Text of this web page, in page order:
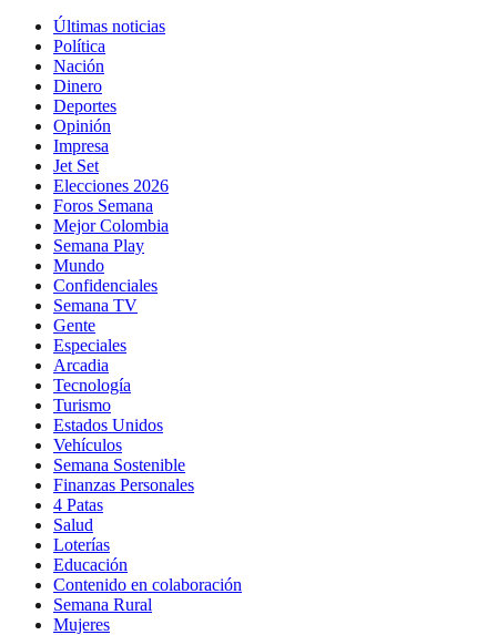
Últimas noticias
Política
Nación
Dinero
Deportes
Opinión
Impresa
Jet Set
Elecciones 2026
Foros Semana
Mejor Colombia
Semana Play
Mundo
Confidenciales
Semana TV
Gente
Especiales
Arcadia
Tecnología
Turismo
Estados Unidos
Vehículos
Semana Sostenible
Finanzas Personales
4 Patas
Salud
Loterías
Educación
Contenido en colaboración
Semana Rural
Mujeres